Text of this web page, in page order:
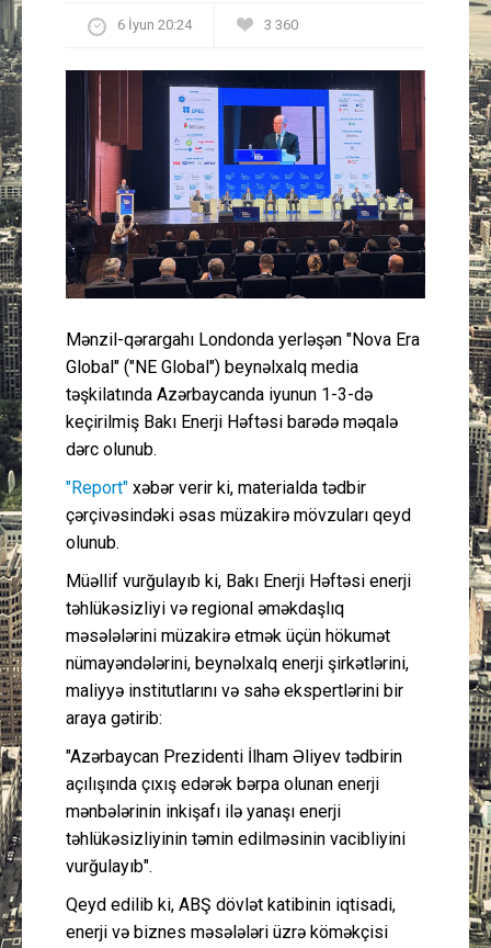
Güney Azərbaycan
Mədəniyyət
Müsahibə
İdman
Layihə
Cəmiyyət
Peşə etikası
Əlaqə
6 İyun 20:24 3 360
Mənzil-qərargahı Londonda yerləşən "Nova Era
Global" ("NE Global") beynəlxalq media
təşkilatında Azərbaycanda iyunun 1-3-də
keçirilmiş Bakı Enerji Həftəsi barədə məqalə
dərc olunub.
"Report" xəbər verir ki, materialda tədbir
çərçivəsindəki əsas müzakirə mövzuları qeyd
olunub.
Müəllif vurğulayıb ki, Bakı Enerji Həftəsi enerji
təhlükəsizliyi və regional əməkdaşlıq
məsələlərini müzakirə etmək üçün hökumət
nümayəndələrini, beynəlxalq enerji şirkətlərini,
maliyyə institutlarını və sahə ekspertlərini bir
araya gətirib:
"Azərbaycan Prezidenti İlham Əliyev tədbirin
açılışında çıxış edərək bərpa olunan enerji
mənbələrinin inkişafı ilə yanaşı enerji
təhlükəsizliyinin təmin edilməsinin vacibliyini
vurğulayıb".
Qeyd edilib ki, ABŞ dövlət katibinin iqtisadi,
enerji və biznes məsələləri üzrə köməkçisi